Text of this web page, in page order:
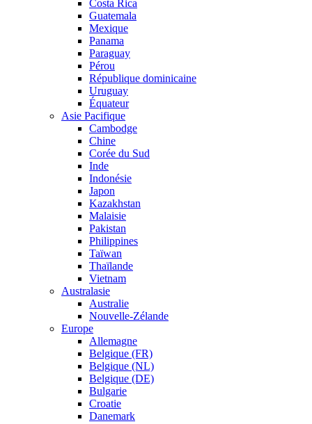
Costa Rica
Guatemala
Mexique
Panama
Paraguay
Pérou
République dominicaine
Uruguay
Équateur
Asie Pacifique
Cambodge
Chine
Corée du Sud
Inde
Indonésie
Japon
Kazakhstan
Malaisie
Pakistan
Philippines
Taïwan
Thaïlande
Vietnam
Australasie
Australie
Nouvelle-Zélande
Europe
Allemagne
Belgique (FR)
Belgique (NL)
Belgique (DE)
Bulgarie
Croatie
Danemark